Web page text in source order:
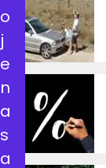
o
j
e
n
a
s
a